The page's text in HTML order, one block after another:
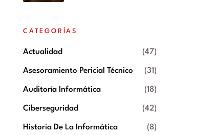
CATEGORÍAS
Actualidad (47)
Asesoramiento Pericial Técnico (31)
Auditoría Informática (18)
Ciberseguridad (42)
Historia De La Informática (8)